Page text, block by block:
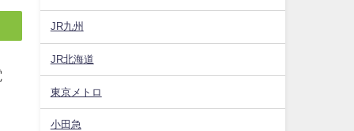
JR九州
JR北海道
東京メトロ
小田急